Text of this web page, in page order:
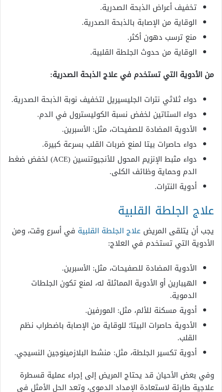
تخفيف أعراض الذبحة الصدرية.
الوقاية من الإصابة بالذبحة الصدرية.
منع ترسب دهون أكثر.
الوقاية من حدوث الجلطة القلبية.
من الأدوية التي تستخدم في علاج الذبحة الصدرية:
دواء ثلاثي نترات الجليسيريل لتخفيف نوبة الذبحة الصدرية.
دواء الستاتين لخفض نسبة الكوليسترول في الدم.
الأدوية المضادة للصفيحات، مثل: الأسبرين.
دواء حاصرات بيتا لمنع ضربات القلب بسرعة كبيرة.
دواء مثبط الإنزيم المحول للأنجيوتنسين (ACE) لخفض ضغط
الدم وحماية وظائف الكلى.
أدوية النترات.
علاج الجلطة القلبية
يجب أن يتلقى المريض علاج الجلطة القلبية في أسرع وقت، ومن
الأدوية التي تستخدم في العلاج:
الأدوية المضادة للصفيحات، مثل: الأسبرين.
الهيبارين أو الأدوية المماثلة له، لمنع تكون الجلطات
الدموية.
أدوية مسكنة للألم، مثل: المورفين.
الأدوية حاصرات البيتا؛ للوقاية من الإصابة باضطراب نظم
القلب.
أدوية تكسير الجلطة، مثل: منشط البلازمينوجين النسيجي.
وفي بعض الأحيان قد يحتاج المريض إلى إجراء عملية قسطرة
علاجية طارئة لاستعادة الإمداد الدموي، وتعد الحل الأمثل في